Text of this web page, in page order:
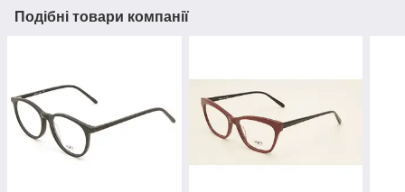
Подібні товари компанії